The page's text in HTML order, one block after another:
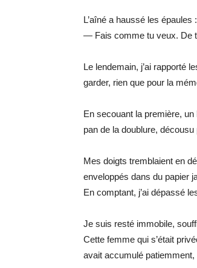
L’aîné a haussé les épaules :
— Fais comme tu veux. De
Le lendemain, j’ai rapporté
garder, rien que pour la
En secouant la première,
pan de la doublure,
Mes doigts tremblaient en
enveloppés dans du papier
En comptant, j’ai dépassé
Je suis resté immobile,
Cette femme qui s’était
avait accumulé